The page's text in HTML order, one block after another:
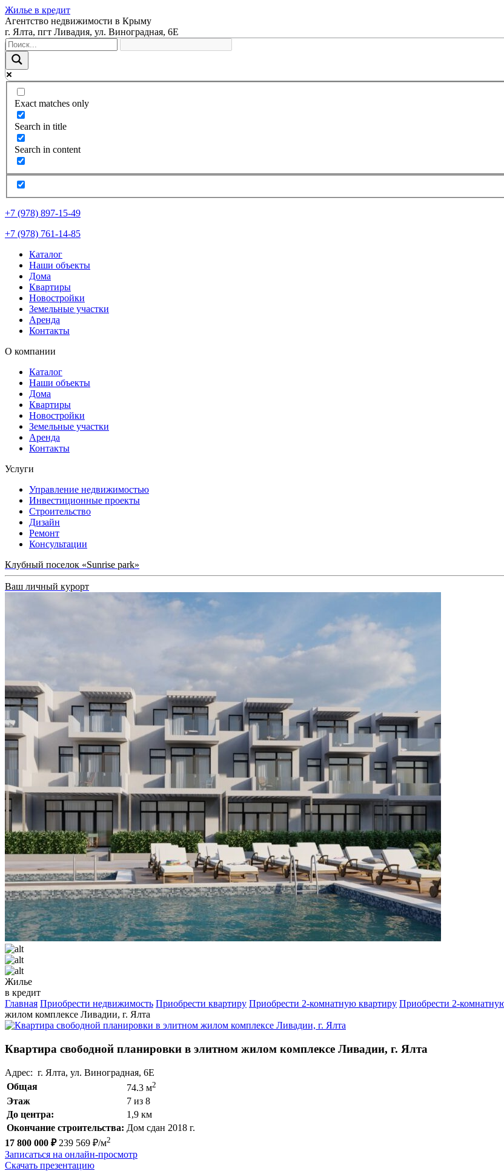
Жилье в кредит
Агентство недвижимости в Крыму
г. Ялта, пгт Ливадия, ул. Виноградная, 6Е
Exact matches only
Search in title
Search in content
+7 (978) 897-15-49
+7 (978) 761-14-85
Каталог
Наши объекты
Дома
Квартиры
Новостройки
Земельные участки
Аренда
Контакты
О компании
Каталог
Наши объекты
Дома
Квартиры
Новостройки
Земельные участки
Аренда
Контакты
Услуги
Управление недвижимостью
Инвестиционные проекты
Строительство
Дизайн
Ремонт
Консультации
Клубный поселок «Sunrise park»
Ваш личный курорт
Жилье
в кредит
Главная Приобрести недвижимость Приобрести квартиру Приобрести 2-комнатную квартиру Приобрести 2-
жилом комплексе Ливадии, г. Ялта
Квартира свободной планировки в элитном жилом комплексе Ливадии, г. Ялта
Адрес: г. Ялта, ул. Виноградная, 6Е
Общая
74.3 м2
Этаж
7 из 8
До центра:
1,9 км
Окончание строительства: Дом сдан 2018 г.
17 800 000 ₽ 239 569 ₽/м2
Записаться на онлайн-просмотр
Скачать презентацию